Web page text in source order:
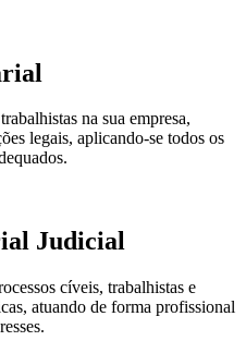
na sua empresa,
legais, aplicando-se todos os
Judicial
cíveis, trabalhistas e
atuando de forma profissional